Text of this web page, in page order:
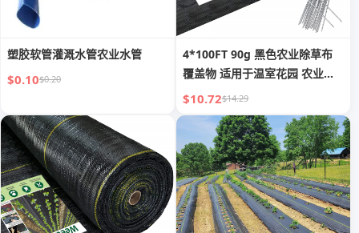
塑胶软管灌溉水管农业水管
$0.10$0.20
4*100FT 90g 黑色农业除草布
覆盖物 适用于温室花园 农业除
草屏障织物
$10.72$14.29